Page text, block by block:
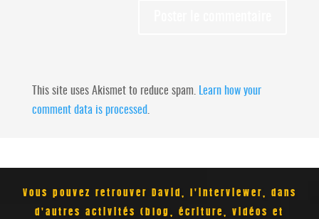
This site uses Akismet to reduce spam.
Learn how your
comment data is processed
Vous pouvez retrouver David, l'interviewer, dans
d'autres activités (blog, écriture, vidéos et